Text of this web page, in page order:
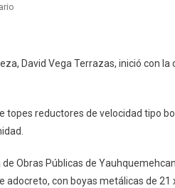
Velocidad
De
Yauhquemehcan
David Vega Terrazas, inició con
topes reductores de velocidad tipo
Obras Públicas de
adocreto, con boyas metálicas de